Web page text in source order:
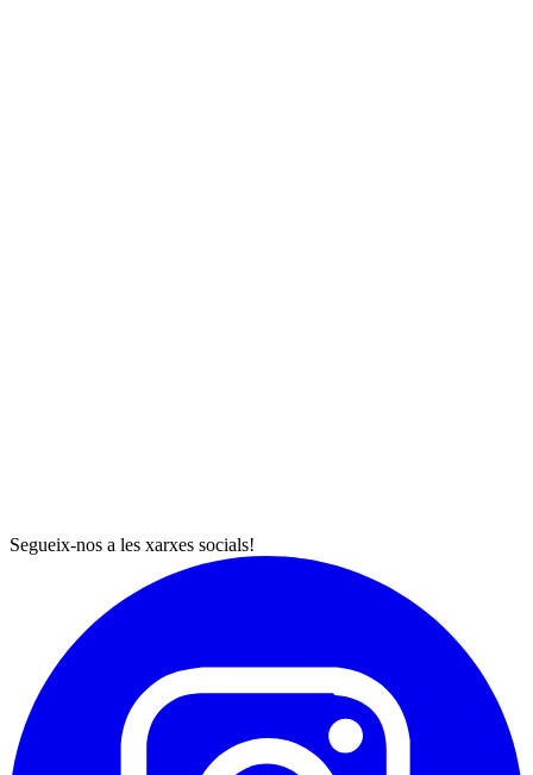
Segueix-nos a les xarxes socials!